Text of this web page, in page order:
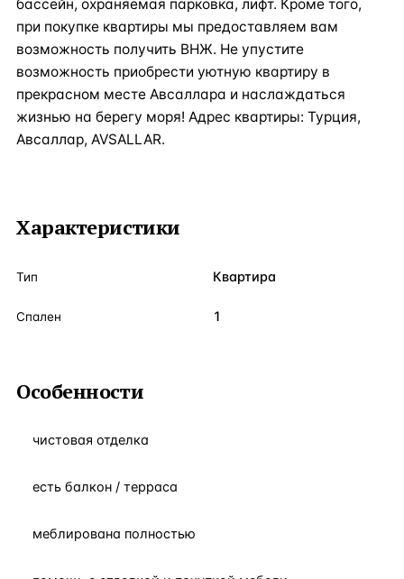
бассейн, охраняемая парковка, лифт. Кроме того,
при покупке квартиры мы предоставляем вам
возможность получить ВНЖ. Не упустите
возможность приобрести уютную квартиру в
прекрасном месте Авсаллара и наслаждаться
жизнью на берегу моря! Адрес квартиры: Турция,
Авсаллар, AVSALLAR.
Характеристики
Тип Квартира
Спален 1
Особенности
чистовая отделка
есть балкон / терраса
меблирована полностью